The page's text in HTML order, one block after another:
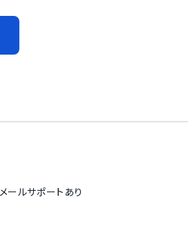
メールサポートあり